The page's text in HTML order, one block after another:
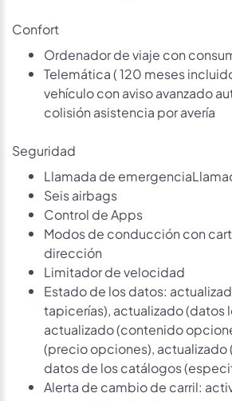
Confort
Ordenador de viaje con
Telemática ( 120 meses
vehículo con aviso avanzado
colisión asistencia por avería
Seguridad
Llamada de
Seis airbags
Control de Apps
Modos de conducción con
dirección
Limitador de velocidad
Estado de los datos:
tapicerías), actualizado (datos
actualizado (contenido
(precio opciones), actualizado
datos de los catálogos
Alerta de cambio de carril: